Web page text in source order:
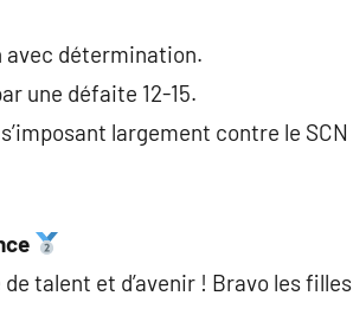
avec détermination.
une défaite 12-15.
largement contre le SCN
talent et d’avenir ! Bravo les filles